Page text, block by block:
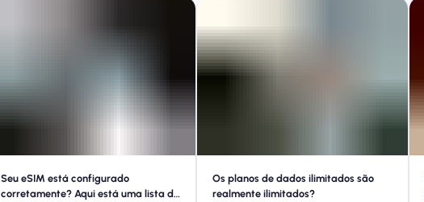
diferentes tipos de viagem.
Seu eSIM está configurado
corretamente? Aqui está uma lista de
Os planos de dados ilimitados são
realmente ilimitados?